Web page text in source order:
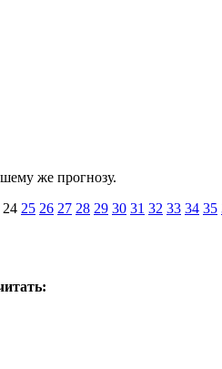
же прогнозу.
24 25 26 27 28 29 30 31 32 33 34 35